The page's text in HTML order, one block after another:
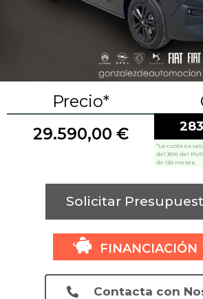
Precio*
29.590,00 €
*La cuota es
del 30% del
de 120 meses.
Solicitar
FINANCIACIÓN
Contacta con